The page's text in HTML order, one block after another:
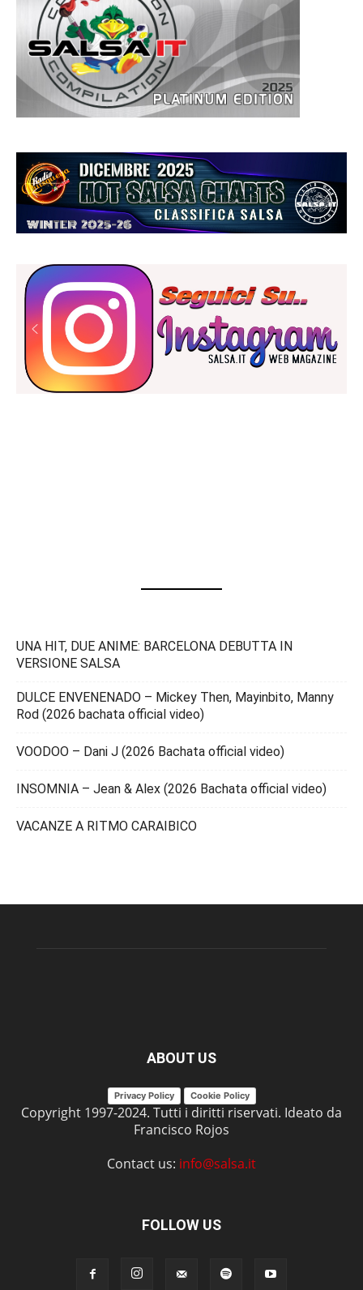
UNA HIT, DUE ANIME: BARCELONA DEBUTTA IN
VERSIONE SALSA
DULCE ENVENENADO – Mickey Then, Mayinbito, Manny
Rod (2026 bachata official video)
VOODOO – Dani J (2026 Bachata official video)
INSOMNIA – Jean & Alex (2026 Bachata official video)
VACANZE A RITMO CARAIBICO
ABOUT US
Privacy Policy Cookie Policy
Copyright 1997-2024. Tutti i diritti riservati. Ideato da
Francisco Rojos
Contact us: info@salsa.it
FOLLOW US